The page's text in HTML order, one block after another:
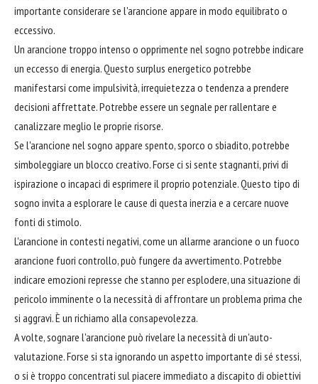
importante considerare se l'arancione appare in modo equilibrato o
eccessivo.
Un arancione troppo intenso o opprimente nel sogno potrebbe indicare
un eccesso di energia. Questo surplus energetico potrebbe
manifestarsi come impulsività, irrequietezza o tendenza a prendere
decisioni affrettate. Potrebbe essere un segnale per rallentare e
canalizzare meglio le proprie risorse.
Se l'arancione nel sogno appare spento, sporco o sbiadito, potrebbe
simboleggiare un blocco creativo. Forse ci si sente stagnanti, privi di
ispirazione o incapaci di esprimere il proprio potenziale. Questo tipo di
sogno invita a esplorare le cause di questa inerzia e a cercare nuove
fonti di stimolo.
L'arancione in contesti negativi, come un allarme arancione o un fuoco
arancione fuori controllo, può fungere da avvertimento. Potrebbe
indicare emozioni represse che stanno per esplodere, una situazione di
pericolo imminente o la necessità di affrontare un problema prima che
si aggravi. È un richiamo alla consapevolezza.
A volte, sognare l'arancione può rivelare la necessità di un'auto-
valutazione. Forse si sta ignorando un aspetto importante di sé stessi,
o si è troppo concentrati sul piacere immediato a discapito di obiettivi